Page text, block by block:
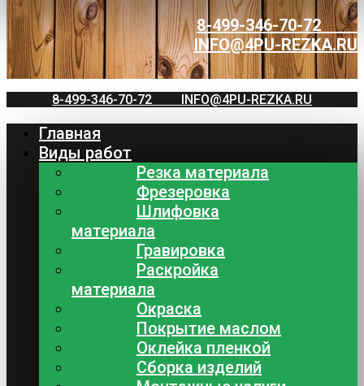
8-499-346-70-72
INFO@4PU-REZKA.RU
8-499-346-70-72 INFO@4PU-REZKA.RU
Главная
Виды работ
Резка материала
Фрезеровка
Шлифовка
материала
Гравировка
Раскройка
материала
Окраска
Покрытие маслом
Оклейка пленкой
Сборка изделий